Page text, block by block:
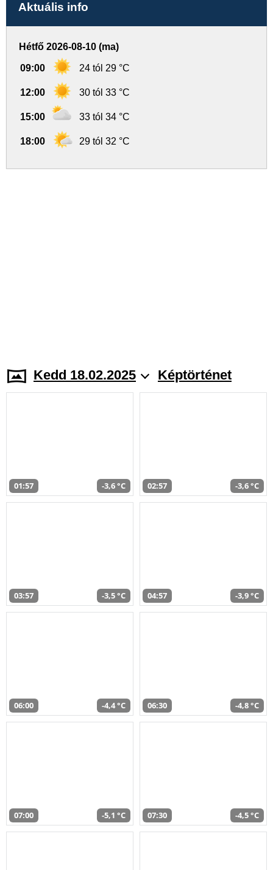
Aktuális info
Hétfő 2026-08-10 (ma)
09:00 24 tól 29 °C
12:00 30 tól 33 °C
15:00 33 tól 34 °C
18:00 29 tól 32 °C
Kedd 18.02.2025 Képtörténet
01:57 -3,6 °C 02:57 -3,6 °C
03:57 -3,5 °C 04:57 -3,9 °C
06:00 -4,4 °C 06:30 -4,8 °C
07:00 -5,1 °C 07:30 -4,5 °C